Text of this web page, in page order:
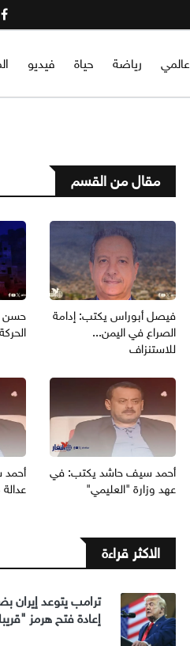
عالمي رياضة حياة فيديو
مقال من القسم
فيصل أبوراس يكتب: إدامة
الصراع في اليمن...
للاستنزاف
حسن
أحمد سيف حاشد يكتب: في
عهد وزارة "العليمي"
الاكثر قراءة
ترامب يتوعد إيران
إعادة فتح هرمز